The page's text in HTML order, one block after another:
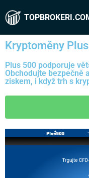
Kryptoměny
Plus 500 podporuje
Obchodujte bezpečně
ziskem, i když trh s